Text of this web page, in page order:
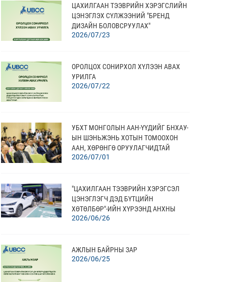
ЦАХИЛГААН ТЭЭВРИЙН ХЭРЭГСЛИЙН
ЦЭНЭГЛЭХ СҮЛЖЭЭНИЙ "БРЕНД
ДИЗАЙН БОЛОВСРУУЛАХ"
ҮЙЛЧИЛГЭЭНИЙ ОРОЛЦОХ СОНИРХОЛ
2026/07/23
ОРОЛЦОХ СОНИРХОЛ ХҮЛЭЭН АВАХ
УРИЛГА
2026/07/22
УБХТ МОНГОЛЫН ААН-ҮҮДИЙГ БНХАУ-
ЫН ШЭНЬЖЭНЬ ХОТЫН ТОМООХОН
ААН, ХӨРӨНГӨ ОРУУЛАГЧИДТАЙ
ХОЛБОСОН В2В УУЛЗАЛТ АМЖИЛТТАЙ
2026/07/01
"ЦАХИЛГААН ТЭЭВРИЙН ХЭРЭГСЭЛ
ЦЭНЭГЛЭГЧ ДЭД БҮТЦИЙН
ХӨТӨЛБӨР"-ИЙН ХҮРЭЭНД АНХНЫ
"ЦЭНЭГЛЭГЧ"-ИЙН НЭЭЛТЭЭ ХИЙЛЭЭ
2026/06/26
АЖЛЫН БАЙРНЫ ЗАР
2026/06/25